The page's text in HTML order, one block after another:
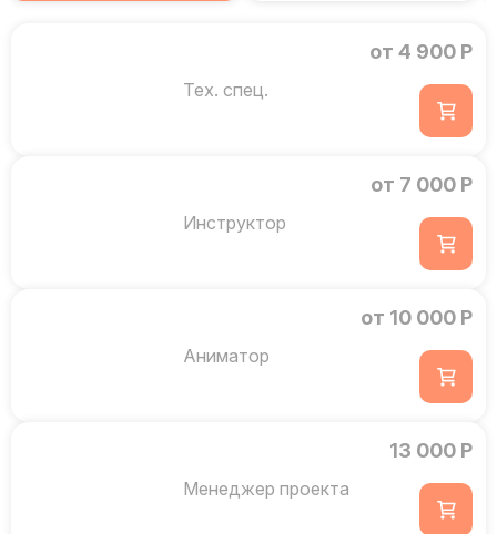
Тех. спец.
от 4 900 Р
Инструктор
от 7 000 Р
Аниматор
от 10 000 Р
Менеджер проекта
13 000 Р